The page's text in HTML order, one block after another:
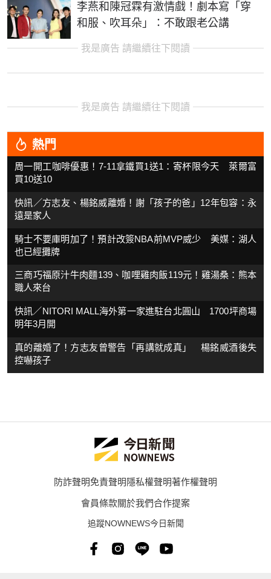
李燕和陳冠霖有激情戲！劇本寫「穿
和服、吹耳朵」：不敢跟老公講
我是廣告 請繼續往下閱讀
我是廣告 請繼續往下閱讀
熱門
周一開工咖啡優惠！7-11拿鐵買1送1：寄杯限今天 萊爾富
買10送10
快訊／方志友、楊銘威離婚！謝「孩子的爸」12年包容：永
遠是家人
騎士不要庫明加了！預計改簽NBA前MVP威少 美媒：湖人
也已經攤牌
三商巧福原汁牛肉麵139、咖哩雞肉飯119元！雞湯桑：熊本
職人來台
快訊／NITORI MALL海外第一家進駐台北圓山 1700坪商場
明年3月開
真的離婚了！方志友曾警告「再講就成真」 楊銘威酒後失
控嚇孩子
防詐聲明免責聲明隱私權聲明著作權聲明
會員條款關於我們合作提案
追蹤NOWNEWS今日新聞